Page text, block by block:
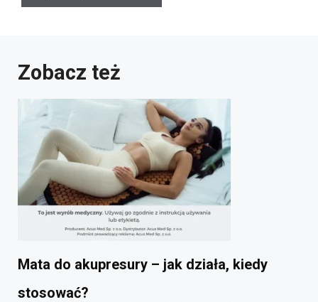
Zobacz też
Mata do akupresury – jak działa, kiedy
stosować?